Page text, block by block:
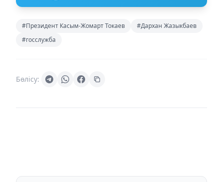
#Президент Касым-Жомарт Токаев
#Дархан Жазыкбаев
#госслужба
Бөлісу: